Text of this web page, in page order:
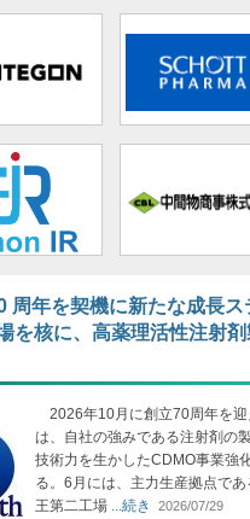
周年を契機に新たな成長
を核に、高薬理活性注射
2026年10月に創立70周年を迎
は、自社の強みである注射剤の
技術力を生かしたCDMO事業強
る。6月には、主力生産拠点で
王第二工場 ...続き 2026/07/29